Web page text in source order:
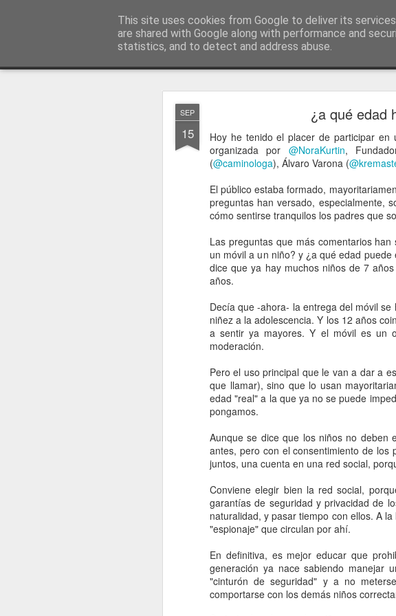
SEP
15
¿a qué edad
Hoy he tenido el placer de participar en
organizada por @NoraKurtin,
(@caminologa), Álvaro Varona (
El público estaba formado,
preguntas han versado, especialmente,
cómo sentirse tranquilos los padres que
Las preguntas que más comentarios
un móvil a un niño? y ¿a qué edad
dice que ya hay muchos niños de 7
años.
Decía que -ahora- la entrega del móvil
niñez a la adolescencia. Y los 12 años
a sentir ya mayores. Y el móvil es un
moderación.
Pero el uso principal que le van a dar a
que llamar), sino que lo usan
edad "real" a la que ya no se puede
pongamos.
Aunque se dice que los niños no deben
antes, pero con el consentimiento de
juntos, una cuenta en una red social,
Conviene elegir bien la red social,
garantías de seguridad y privacidad de
naturalidad, y pasar tiempo con ellos. A
"espionaje" que circulan por ahí.
En definitiva, es mejor educar que
generación ya nace sabiendo manejar
"cinturón de seguridad" y a no
comportarse con los demás niños
This site uses cookies from Google to deliver its
are shared with Google along with performance and
statistics, and to detect and address abuse.
menos tecnología y más pedagogía
Mis
En 2022 publiqué un total de
enero
2022.01.07
2022.01.14 Mariló Montero tiene
2022.01.28 30 años de Protección de
2022.02.04 Las Cartas de Derechos